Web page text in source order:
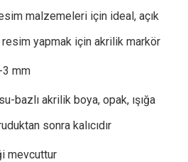
malzemeleri için ideal, açık
yapmak için akrilik markör
3 mm
bazlı akrilik boya, opak, ışığa
sonra kalıcıdır
mevcuttur